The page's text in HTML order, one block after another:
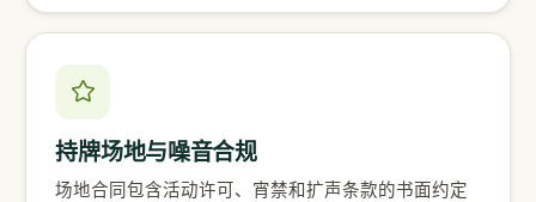
持牌场地与噪音合规
场地合同包含活动许可、宵禁和扩声条款的书面约定